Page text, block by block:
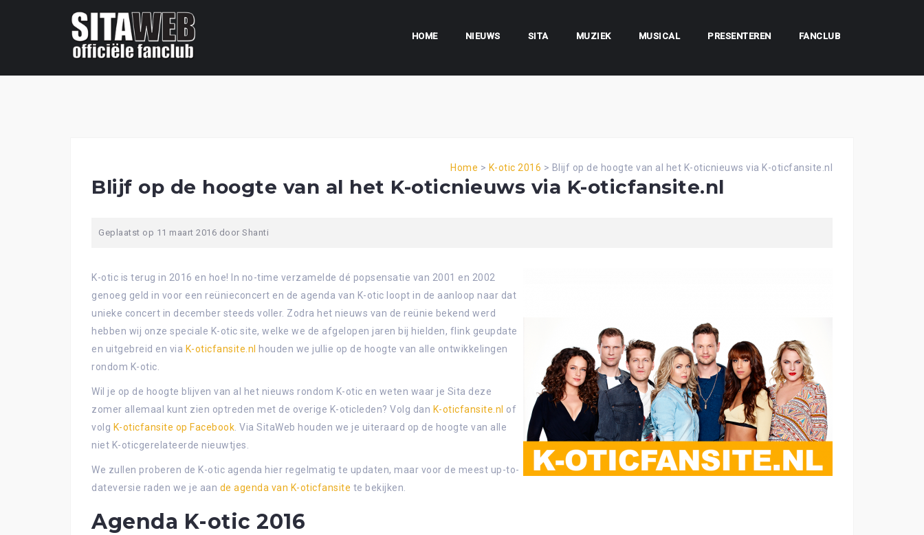
HOME NIEUWS SITA MUZIEK MUSICAL PRESENTEREN FANCLUB
Home > K-otic 2016 > Blijf op de hoogte van al het K-oticnieuws via K-oticfansite.nl
Blijf op de hoogte van al het K-oticnieuws via K-oticfansite.nl
Geplaatst op 11 maart 2016 door Shanti
K-otic is terug in 2016 en hoe! In no-time verzamelde dé popsensatie van 2001 en 2002
genoeg geld in voor een reünieconcert en de agenda van K-otic loopt in de aanloop naar dat
unieke concert in december steeds voller. Zodra het nieuws van de reünie bekend werd
hebben wij onze speciale K-otic site, welke we de afgelopen jaren bij hielden, flink geupdate
en uitgebreid en via K-oticfansite.nl
houden we jullie op de hoogte van alle ontwikkelingen
rondom K-otic.
Wil je op de hoogte blijven van al het nieuws rondom K-otic en weten waar je Sita deze
zomer allemaal kunt zien optreden met de overige K-oticleden? Volg dan K-oticfansite.nl of
volg K-oticfansite op Facebook . Via SitaWeb houden we je uiteraard op de hoogte van alle
niet K-oticgerelateerde nieuwtjes.
We zullen proberen de K-otic agenda hier regelmatig te updaten, maar voor de meest up-to-
dateversie raden we je aan de agenda van K-oticfansite te bekijken.
Agenda K-otic 2016